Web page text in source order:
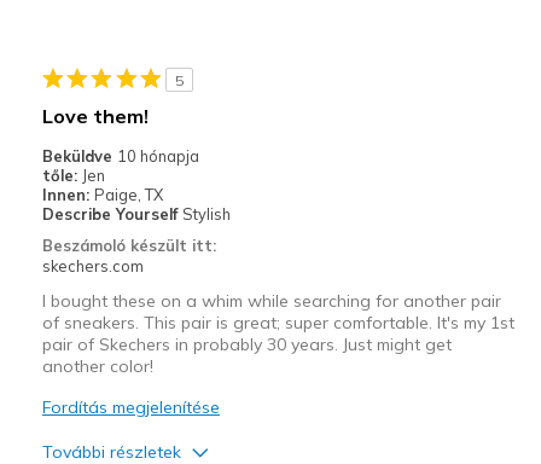
Width
Sizing
Feels true to size
View On Shoes
I'm Into Shoes
5
Love them!
Beküldve 10 hónapja
tőle: Jen
Innen: Paige, TX
Describe Yourself Stylish
Beszámoló készült itt:
skechers.com
I bought these on a whim while searching for another pair
of sneakers. This pair is great; super comfortable. It's my 1st
pair of Skechers in probably 30 years. Just might get
another color!
Fordítás megjelenítése
További részletek